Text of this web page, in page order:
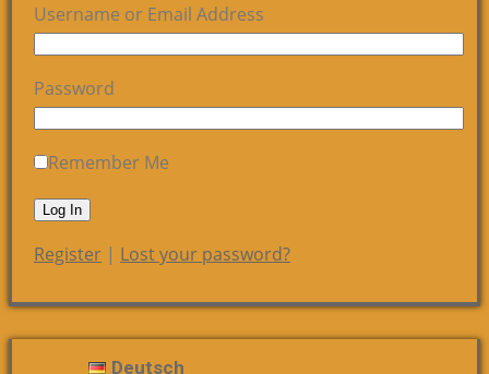
Username or Email Address
Password
Remember Me
Register | Lost your password?
Deutsch